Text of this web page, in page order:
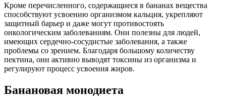
Кроме перечисленного, содержащиеся в бананах вещества
способствуют усвоению организмом кальция, укрепляют
защитный барьер и даже могут противостоять
онкологическим заболеваниям. Они полезны для людей,
имеющих сердечно-сосудистые заболевания, а также
проблемы со зрением. Благодаря большому количеству
пектина, они активно выводят токсины из организма и
регулируют процесс усвоения жиров.
Банановая монодиета